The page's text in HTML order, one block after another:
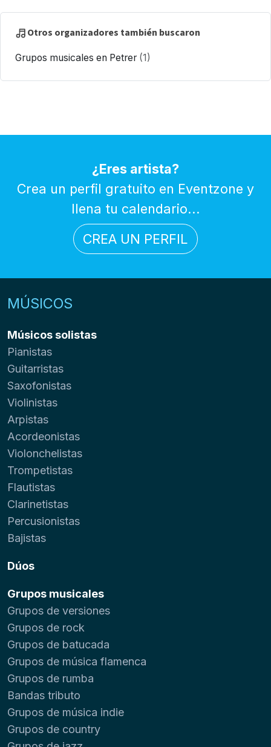
Otros organizadores también buscaron
Grupos musicales en Petrer (1)
¿Eres artista?
Crea un perfil gratuito en Eventzone y
llena tu calendario...
CREA UN PERFIL
MÚSICOS
Músicos solistas
Pianistas
Guitarristas
Saxofonistas
Violinistas
Arpistas
Acordeonistas
Violonchelistas
Trompetistas
Flautistas
Clarinetistas
Percusionistas
Bajistas
Dúos
Grupos musicales
Grupos de versiones
Grupos de rock
Grupos de batucada
Grupos de música flamenca
Grupos de rumba
Bandas tributo
Grupos de música indie
Grupos de country